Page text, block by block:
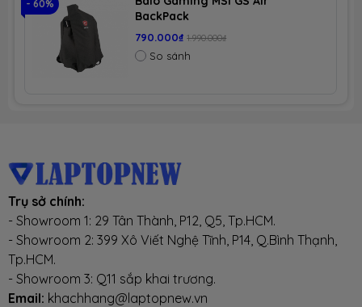
- 60%
BackPack
790.000₫ 1.990.000₫
So sánh
Trụ sở chính:
- Showroom 1: 29 Tân Thành, P12, Q5, Tp.HCM.
- Showroom 2: 399 Xô Viết Nghệ Tĩnh, P14, Q.Bình Thạnh,
Tp.HCM.
- Showroom 3: Q11 sắp khai trương.
Email: khachhang@laptopnew.vn